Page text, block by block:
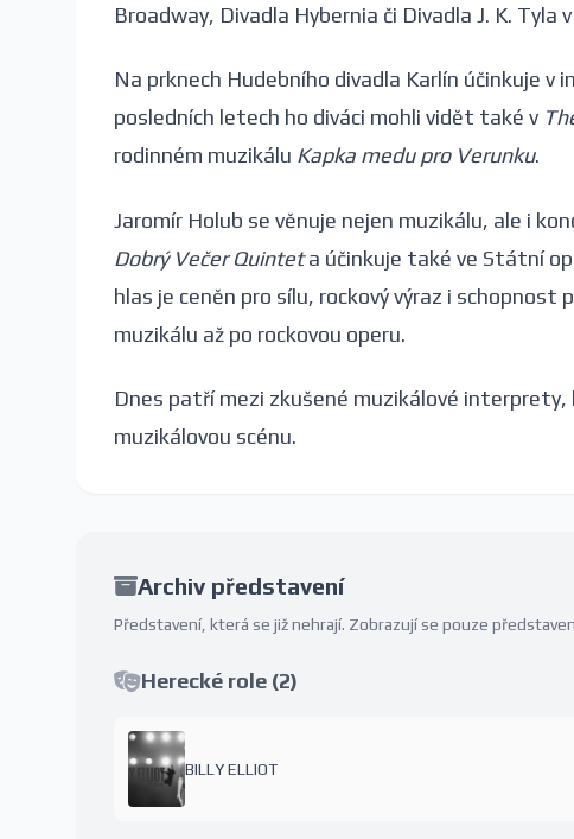
Broadway, Divadla Hybernia či Divadla J. K. Tyla
Na prknech Hudebního divadla Karlín účinkuje v
posledních letech ho diváci mohli vidět také v
rodinném muzikálu Kapka medu pro Verunku.
Jaromír Holub se věnuje nejen muzikálu, ale i
Dobrý Večer Quinteta účinkuje také ve Státní
hlas je ceněn pro sílu, rockový výraz i
muzikálu až po rockovou operu.
Dnes patří mezi zkušené muzikálové
muzikálovou scénu.
Archiv představení
Představení, která se již nehrají. Zobrazují se pouze
Herecké role (2)
BILLY ELLIOT